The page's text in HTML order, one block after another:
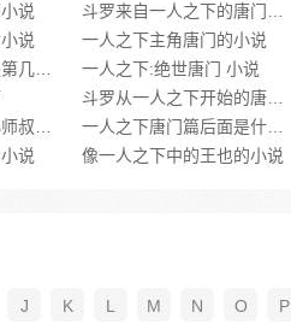
说
说 一人之下主角唐门的小说
一人之下:绝世唐门 小说
说 像一人之下中的王也的小说
J K L M N O P